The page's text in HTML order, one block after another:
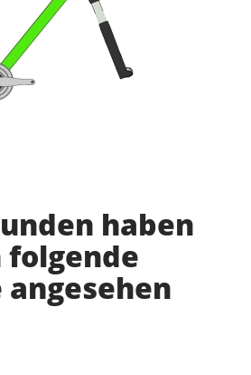
haben
folgende